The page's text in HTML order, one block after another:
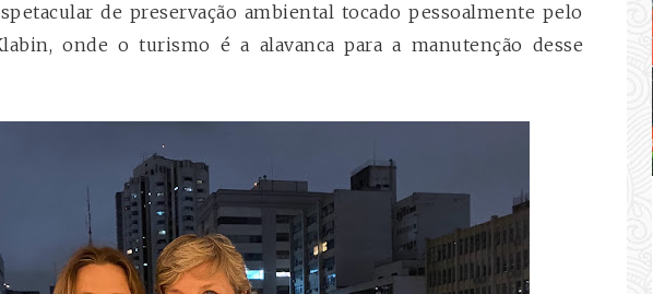
de preservação ambiental tocado pessoalmente pelo
onde o turismo é a alavanca para a manutenção desse